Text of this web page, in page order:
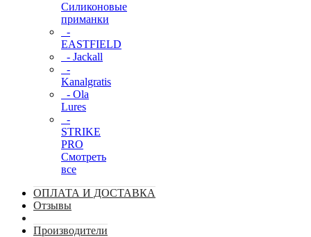
Силиконовые
приманки
-
EASTFIELD
- Jackall
-
Kanalgratis
- Ola
Lures
-
STRIKE
PRO
Смотреть
все
ОПЛАТА И ДОСТАВКА
Отзывы
Производители